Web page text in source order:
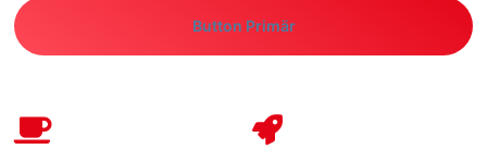
Button Primär